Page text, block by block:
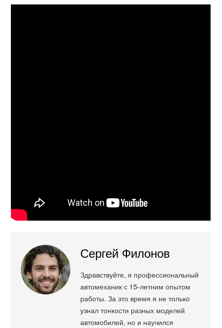
Сергей Филонов
Здравствуйте, я профессиональный
автомеханик с 15-летним опытом
работы. За это время я не только
узнал тонкости разных моделей
автомобилей, но и научился